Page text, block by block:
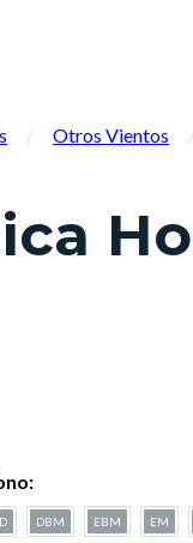
/ Otros Vientos
D DBM EBM EM